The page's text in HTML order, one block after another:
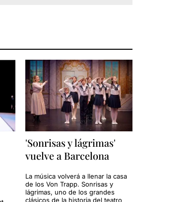
'Sonrisas y lágrimas'
vuelve a Barcelona
La música volverá a llenar la casa
de los Von Trapp. Sonrisas y
lágrimas, uno de los grandes
clásicos de la historia del teatro